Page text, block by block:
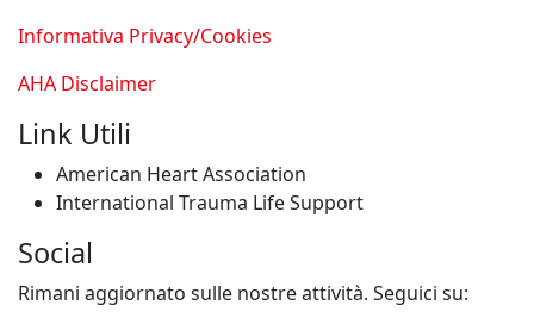
Informativa Privacy/Cookies
AHA Disclaimer
Link Utili
American Heart Association
International Trauma Life Support
Social
Rimani aggiornato sulle nostre attività. Seguici su: